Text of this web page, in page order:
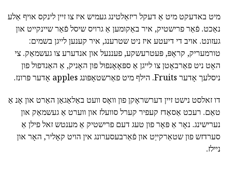
מיט באדעקט מיט אַ דעקל ריזאַלטינג געמיש איז צו זיין לינקס אויף אַלע
נאַכט. פֿאַר פרישטיק, איר באַקומען אַ גרויס שיסל פֿאַר שיינקייט און
געזונט. אויב די דיעטע איז ניט שטרענג, איר קענען לייגן בשמים:
טורמעריק, קראָפּ, פּעטרעשקע, פעננעל און אנדערע צו געשמאַק. צי
האָט ניט פאַרבאָטן צו לייגן אַ ספּאָאָנפול פון האָניק, אַ האַנדפול פון
ניסלעך אָדער Fruits. הילף מיט פאַרשטאָפּונג apples אָדער פּרונז.
דו זאלסט נישט זיין דערשראָקן פון וואָס וועט באַלאַגאַן האַרט און אָנ אַ
טאַם. רעכט אַסאַדז קעפיר קערל סוועלז און ווערט אַ געשמאַק און
נערישינג. נאָר אַ פּאָר פון טעג דעם פרישטיק אַ מענטש זאל פילן אַ
סערדזש פון שטאַרקייַט און פֿאַרבעסערונג אין הויט קאָליר, האָר און
ניילז.